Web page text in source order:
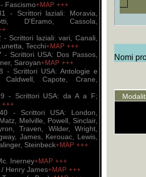
Fascismo+MAP +++
- Scrittori laziali: Moravia,
D'Eramo, Cassola,
- Scrittori laziali: vari, Canali,
Tecchi+MAP +++
- Scrittori USA: Dos Passos,
Saroyan+MAP +++
- Scrittori USA: Antologie e
Caldwell, Capote, Crane,
- Scrittori USA: da A a F;
+++
- Scrittori USA: London,
Melville, Powell, Sinclair,
Traven, Wilder, Wright,
James, Kerouac, Lewis,
Steinbeck+MAP +++
Inerney+MAP +++
Henry James+MAP +++
Nomi